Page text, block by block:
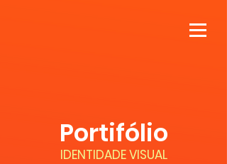
Portifólio
IDENTIDADE VISUAL